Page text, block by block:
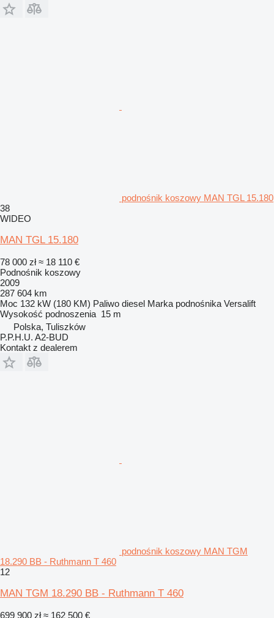
podnośnik koszowy MAN TGL 15.180
38
WIDEO
MAN TGL 15.180
78 000 zł ≈ 18 110 €
Podnośnik koszowy
2009
287 604 km
Moc 132 kW (180 KM) Paliwo diesel Marka podnośnika Versalift
Wysokość podnoszenia 15 m
Polska, Tuliszków
P.P.H.U. A2-BUD
Kontakt z dealerem
podnośnik koszowy MAN TGM
18.290 BB - Ruthmann T 460
12
MAN TGM 18.290 BB - Ruthmann T 460
699 900 zł ≈ 162 500 €